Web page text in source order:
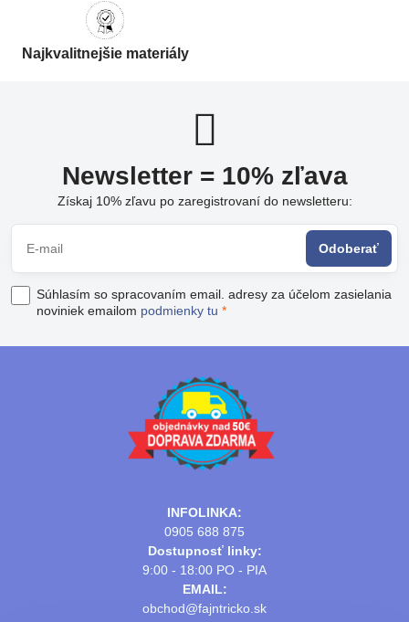
Najkvalitnejšie materiály
Newsletter = 10% zľava
Získaj 10% zľavu po zaregistrovaní do newsletteru:
Odoberať
Súhlasím so spracovaním email. adresy za účelom zasielania
noviniek emailom podmienky tu *
INFOLINKA:
0905 688 875
Dostupnosť linky:
9:00 - 18:00 PO - PIA
EMAIL:
obchod@fajntricko.sk